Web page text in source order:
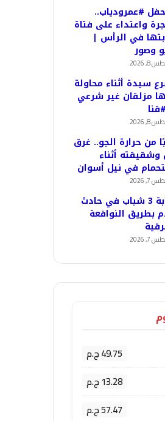
#عمرودياب..
واعتداء على فتاة
في الرأس |
وصور
2026
سيدة أثناء محاولة
مزلقان غير شرعي
2026
من حرارة الجو.. غرق
أثناء
في نيل أسوان
2026
#إصابة 3 شباب في حادث
بطريق النوافعة
2026
49.75 ج.م
13.28 ج.م
57.47 ج.م